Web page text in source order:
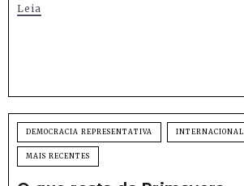
Leia
DEMOCRACIA REPRESENTATIVA INTERNACIONAL
MAIS RECENTES